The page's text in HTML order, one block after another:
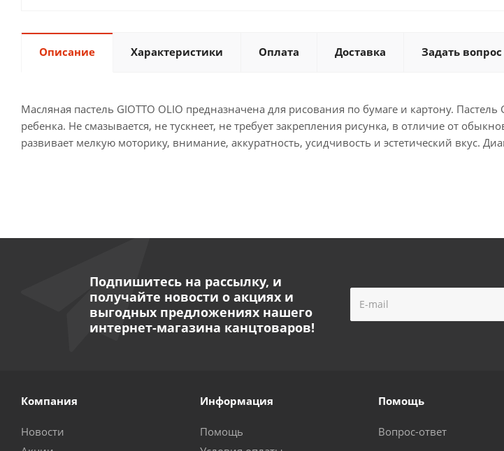
Описание Характеристики Оплата Доставка Задать вопрос
Масляная пастель GIOTTO OLIO предназначена для рисования по бумаге и картону.
ребенка. Не смазывается, не тускнеет, не требует закрепления рисунка, в отличие от
развивает мелкую моторику, внимание, аккуратность, усидчивость и эстетический вкус.
Подпишитесь на рассылку, и
получайте новости о акциях и
выгодных предложениях нашего
интернет-магазина канцтоваров!
Компания
Новости
Информация
Помощь
Помощь
Вопрос-ответ